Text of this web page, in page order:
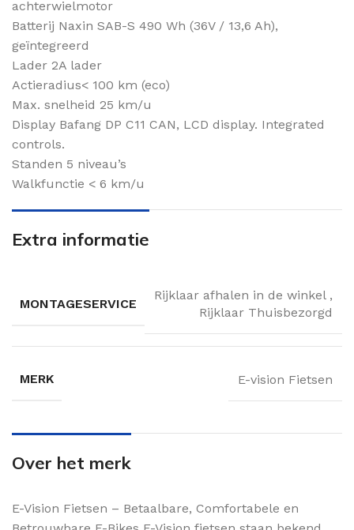
achterwielmotor
Batterij Naxin SAB-S 490 Wh (36V / 13,6 Ah),
geïntegreerd
Lader 2A lader
Actieradius< 100 km (eco)
Max. snelheid 25 km/u
Display Bafang DP C11 CAN, LCD display. Integrated
controls.
Standen 5 niveau’s
Walkfunctie < 6 km/u
Extra informatie
MONTAGESERVICE
Rijklaar afhalen in de winkel ,
Rijklaar Thuisbezorgd
MERK E-vision Fietsen
Over het merk
E-Vision Fietsen – Betaalbare, Comfortabele en